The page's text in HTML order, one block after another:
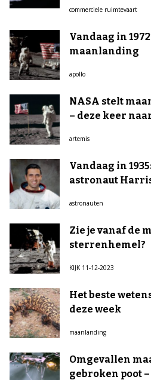
commerciele ruimtevaart
Vandaag in
maanlanding
apollo
NASA stelt
– deze keer
artemis
Vandaag in
astronaut
astronauten
Zie je vanaf de
sterrenhemel?
KIJK 11-12-2023
Het beste
deze week
maanlanding
Omgevallen
gebroken poot